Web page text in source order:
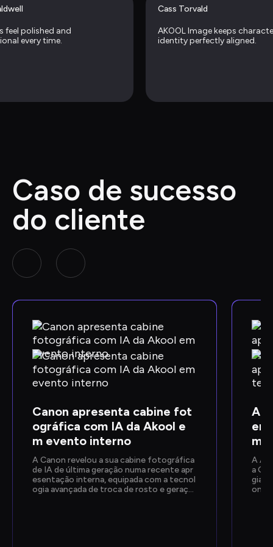
feel polished and
every time.
Cass Torvald
AKOOL Image keeps
identity perfectly aligned.
Caso de sucesso
do cliente
Canon apresenta cabine fot
ográfica com IA da Akool e
m evento interno
A Canon revelou a sua cabine fotográfica
de IA de última geração numa recente apr
esentação interna, equipada com a tecnol
ogia avançada de troca de rosto e geraçã
A
a
gia